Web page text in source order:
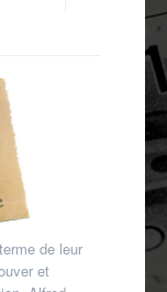
de leur
et